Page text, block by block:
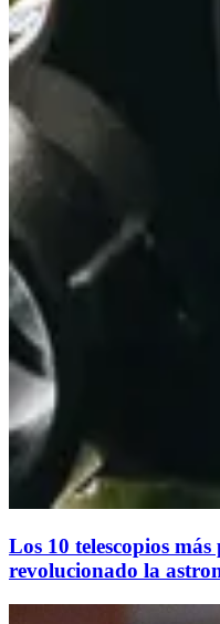
Los 10 telescopios
revolucionado la